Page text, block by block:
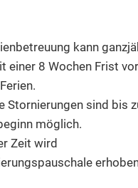
kann
einer 8 Wochen Frist
Stornierungen sind bis
möglich.
Zeit wird